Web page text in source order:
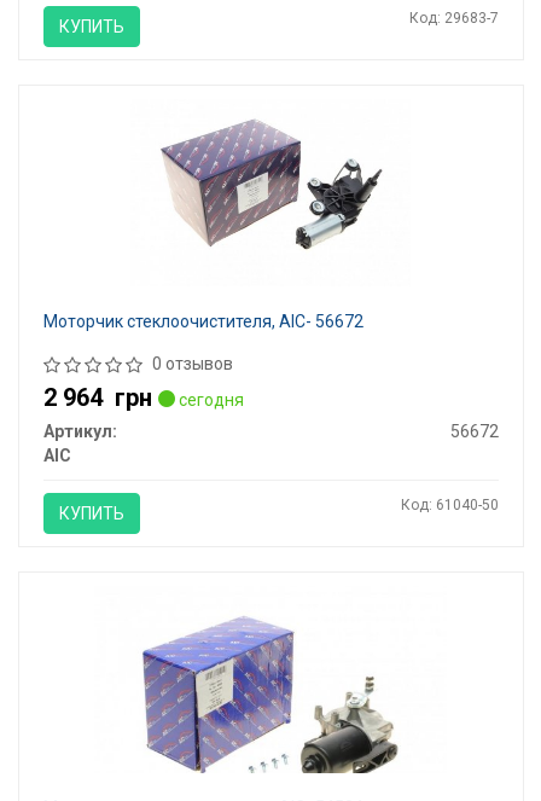
КУПИТЬ Код: 29683-7
Моторчик стеклоочистителя, AIC- 56672
0 отзывов
2 964 грн
сегодня
Артикул:
56672
AIC
КУПИТЬ Код: 61040-50